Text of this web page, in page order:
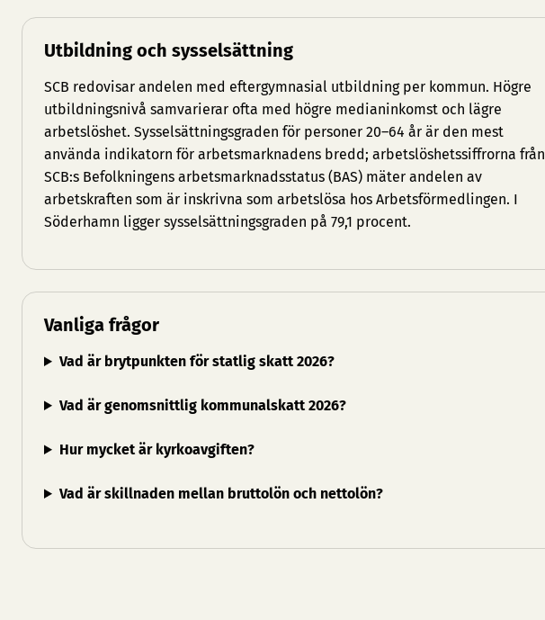
Utbildning och sysselsättning
SCB redovisar andelen med eftergymnasial utbildning per kommun. Högre
utbildningsnivå samvarierar ofta med högre medianinkomst och lägre
arbetslöshet. Sysselsättningsgraden för personer 20–64 år är den mest
använda indikatorn för arbetsmarknadens bredd; arbetslöshetssiffrorna från
SCB:s Befolkningens arbetsmarknadsstatus (BAS) mäter andelen av
arbetskraften som är inskrivna som arbetslösa hos Arbetsförmedlingen. I
Söderhamn ligger sysselsättningsgraden på 79,1 procent.
Vanliga frågor
Vad är brytpunkten för statlig skatt 2026?
Vad är genomsnittlig kommunalskatt 2026?
Hur mycket är kyrkoavgiften?
Vad är skillnaden mellan bruttolön och nettolön?